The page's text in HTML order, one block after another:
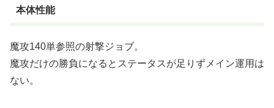
本体性能
魔攻140単参照の射撃ジョブ。
魔攻だけの勝負になるとステータスが足りずメイン運用は
ない。